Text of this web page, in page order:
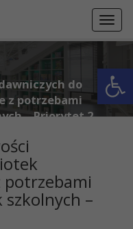
do
z potrzebami
– Priorytet 2 „
potrzebami
–